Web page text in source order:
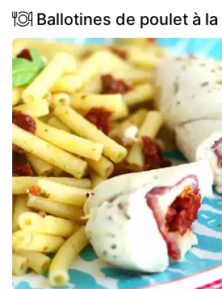
Ballotines de poulet à